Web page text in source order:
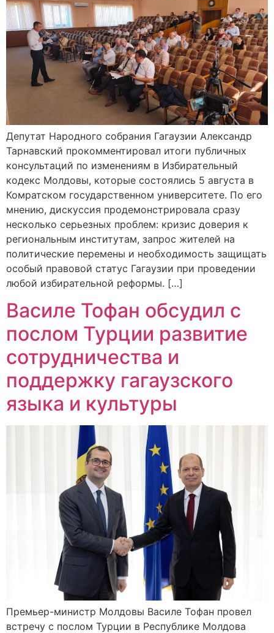
Депутат Народного собрания Гагаузии Александр
Тарнавский прокомментировал итоги публичных
консультаций по изменениям в Избирательный
кодекс Молдовы, которые состоялись 5 августа в
Комратском государственном университете. По его
мнению, дискуссия продемонстрировала сразу
несколько серьезных проблем: кризис доверия к
региональным институтам, запрос жителей на
политические перемены и необходимость защищать
особый правовой статус Гагаузии при проведении
любой избирательной реформы. […]
Василе Тофан обсудил с
послом Турции развитие
сотрудничества и
поддержку гагаузского
языка и культуры
Премьер-министр Молдовы Василе Тофан провел
встречу с послом Турции в Республике Молдова